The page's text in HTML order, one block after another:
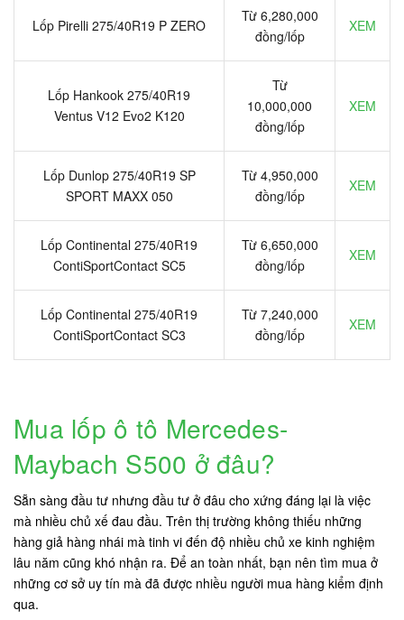
Lốp Pirelli 275/40R19 P ZERO
Từ 6,280,000
đồng/lốp
XEM
Lốp Hankook 275/40R19
Ventus V12 Evo2 K120
Từ
10,000,000
đồng/lốp
XEM
Lốp Dunlop 275/40R19 SP
SPORT MAXX 050
Từ 4,950,000
đồng/lốp
XEM
Lốp Continental 275/40R19
ContiSportContact SC5
Từ 6,650,000
đồng/lốp
XEM
Lốp Continental 275/40R19
ContiSportContact SC3
Từ 7,240,000
đồng/lốp
XEM
Mua lốp ô tô Mercedes-
Maybach S500 ở đâu?
Sẵn sàng đầu tư nhưng đầu tư ở đâu cho xứng đáng lại là việc
mà nhiều chủ xế đau đầu. Trên thị trường không thiếu những
hàng giả hàng nhái mà tinh vi đến độ nhiều chủ xe kinh nghiệm
lâu năm cũng khó nhận ra. Để an toàn nhất, bạn nên tìm mua ở
những cơ sở uy tín mà đã được nhiều người mua hàng kiểm định
qua.